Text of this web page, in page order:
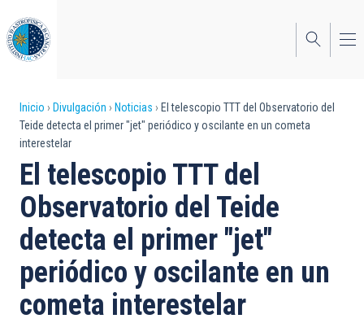
al
contenido
principal
Sobrescribir
enlaces
de
ayuda
a
la
navegación
Inicio Divulgación Noticias
El telescopio TTT del Observatorio del
Teide detecta el primer "jet" periódico y oscilante en un cometa
interestelar
El telescopio TTT del
Observatorio del Teide
detecta el primer "jet"
periódico y oscilante en un
cometa interestelar